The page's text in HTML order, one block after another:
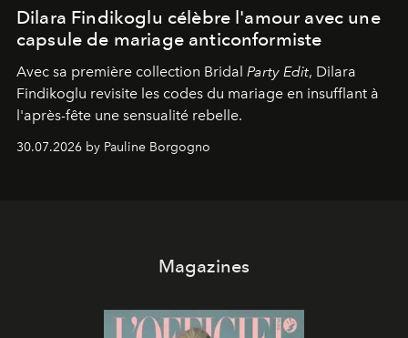
Dilara Findikoglu célèbre l'amour avec une
capsule de mariage anticonformiste
Avec sa première collection Bridal Party Edit, Dilara
Findikoglu revisite les codes du mariage en insufflant à
l'après-fête une sensualité rebelle.
30.07.2026 by Pauline Borgogno
Magazines